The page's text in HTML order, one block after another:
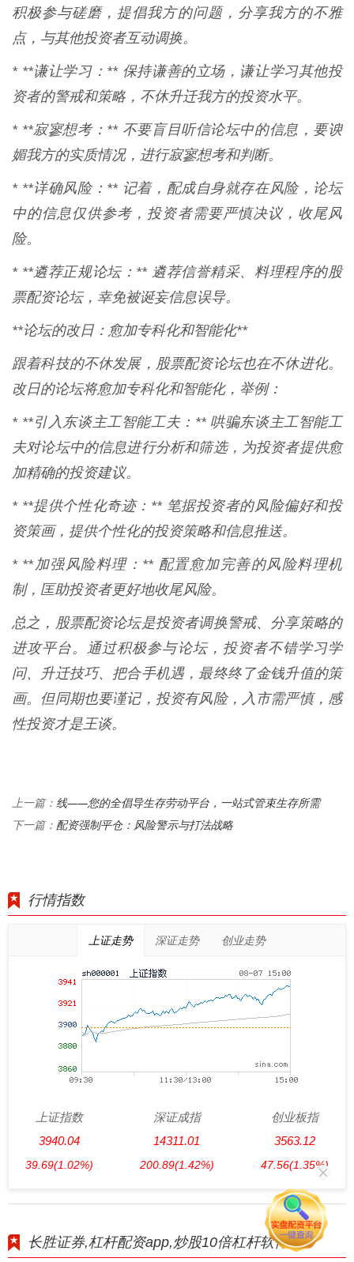
积极参与磋磨，提倡我方的问题，分享我方的不雅
点，与其他投资者互动调换。
* **谦让学习：** 保持谦善的立场，谦让学习其他投
资者的警戒和策略，不休升迁我方的投资水平。
* **寂寥想考：** 不要盲目听信论坛中的信息，要谀
媚我方的实质情况，进行寂寥想考和判断。
* **详确风险：** 记着，配成自身就存在风险，论坛
中的信息仅供参考，投资者需要严慎决议，收尾风
险。
* **遴荐正规论坛：** 遴荐信誉精采、料理程序的股
票配资论坛，幸免被诞妄信息误导。
**论坛的改日：愈加专科化和智能化**
跟着科技的不休发展，股票配资论坛也在不休进化。
改日的论坛将愈加专科化和智能化，举例：
* **引入东谈主工智能工夫：** 哄骗东谈主工智能工
夫对论坛中的信息进行分析和筛选，为投资者提供愈
加精确的投资建议。
* **提供个性化奇迹：** 笔据投资者的风险偏好和投
资策画，提供个性化的投资策略和信息推送。
* **加强风险料理：** 配置愈加完善的风险料理机
制，匡助投资者更好地收尾风险。
总之，股票配资论坛是投资者调换警戒、分享策略的
进攻平台。通过积极参与论坛，投资者不错学习学
问、升迁技巧、把合手机遇，最终终了金钱升值的策
画。但同期也要谨记，投资有风险，入市需严慎，感
性投资才是王谈。
上一篇： 线——您的全倡导生存劳动平台，一站式管束生存所需
下一篇： 配资强制平仓：风险警示与打法战略
行情指数
上证走势 深证走势 创业走势
上证指数
3940.04
39.69(1.02%)
深证成指
14311.01
200.89(1.42%)
创业板指
3563.12
47.56(1.35%)
长胜证券,杠杆配资app,炒股10倍杠杆软件